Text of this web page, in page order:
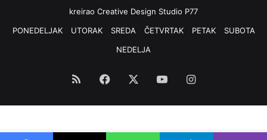
kreirao Creative Design Studio P77
PONEDELJAK
UTORAK SREDA ČETVRTAK PETAK
SUBOTA
NEDELJA
RSS Facebook YouTubeInstagram